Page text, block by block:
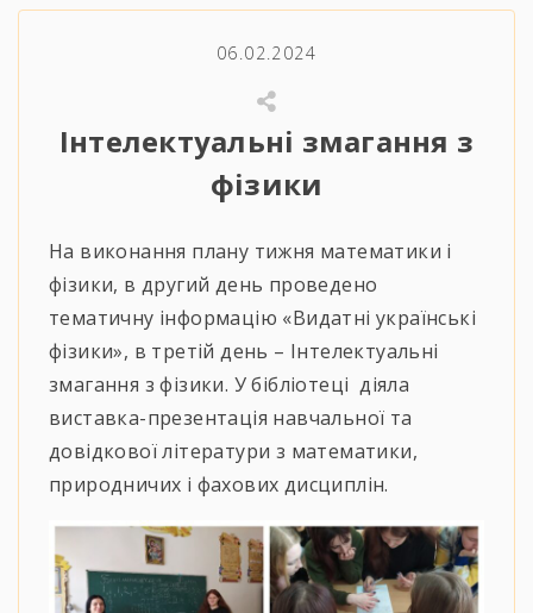
06.02.2024
Інтелектуальні змагання з
фізики
На виконання плану тижня математики і
фізики, в другий день проведено
тематичну інформацію «Видатні українські
фізики», в третій день – Інтелектуальні
змагання з фізики. У бібліотеці діяла
виставка-презентація навчальної та
довідкової літератури з математики,
природничих і фахових дисциплін.